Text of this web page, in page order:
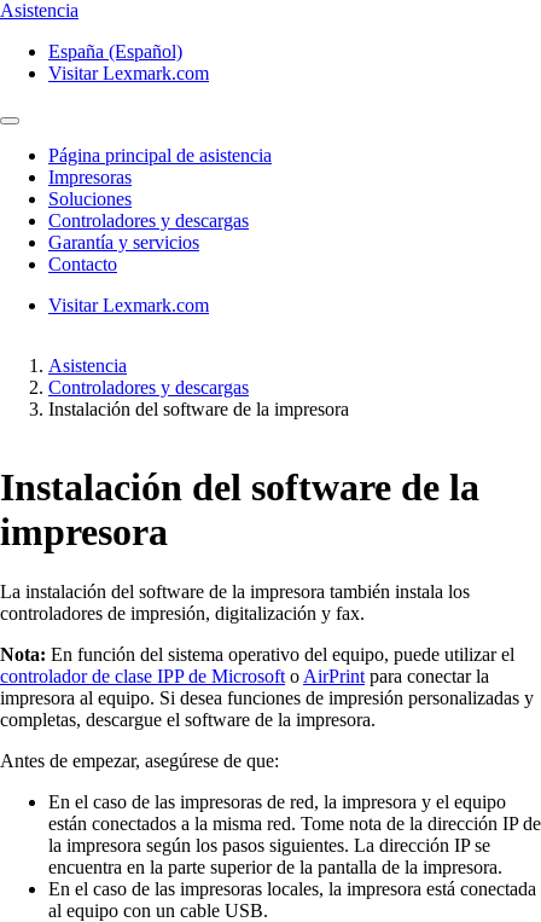
Asistencia
España (Español)
Visitar Lexmark.com
Página principal de asistencia
Impresoras
Soluciones
Controladores y descargas
Garantía y servicios
Contacto
Visitar Lexmark.com
Asistencia
Controladores y descargas
Instalación del software de la impresora
Instalación del software de la
impresora
La instalación del software de la impresora también instala los
controladores de impresión, digitalización y fax.
Nota: En función del sistema operativo del equipo, puede utilizar el
controlador de clase IPP de Microsoft o AirPrint para conectar la
impresora al equipo. Si desea funciones de impresión personalizadas y
completas, descargue el software de la impresora.
Antes de empezar, asegúrese de que:
En el caso de las impresoras de red, la impresora y el equipo
están conectados a la misma red. Tome nota de la dirección IP de
la impresora según los pasos siguientes. La dirección IP se
encuentra en la parte superior de la pantalla de la impresora.
En el caso de las impresoras locales, la impresora está conectada
al equipo con un cable USB.